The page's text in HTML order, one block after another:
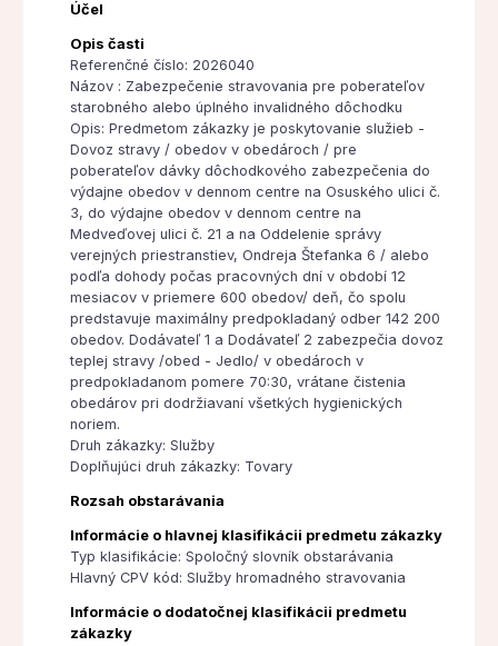
Účel
Opis časti
Referenčné číslo: 2026040
Názov : Zabezpečenie stravovania pre poberateľov
starobného alebo úplného invalidného dôchodku
Opis: Predmetom zákazky je poskytovanie služieb -
Dovoz stravy / obedov v obedároch / pre
poberateľov dávky dôchodkového zabezpečenia do
výdajne obedov v dennom centre na Osuského ulici č.
3, do výdajne obedov v dennom centre na
Medveďovej ulici č. 21 a na Oddelenie správy
verejných priestranstiev, Ondreja Štefanka 6 / alebo
podľa dohody počas pracovných dní v období 12
mesiacov v priemere 600 obedov/ deň, čo spolu
predstavuje maximálny predpokladaný odber 142 200
obedov. Dodávateľ 1 a Dodávateľ 2 zabezpečia dovoz
teplej stravy /obed - Jedlo/ v obedároch v
predpokladanom pomere 70:30, vrátane čistenia
obedárov pri dodržiavaní všetkých hygienických
noriem.
Druh zákazky: Služby
Doplňujúci druh zákazky: Tovary
Rozsah obstarávania
Informácie o hlavnej klasifikácii predmetu zákazky
Typ klasifikácie: Spoločný slovník obstarávania
Hlavný CPV kód: Služby hromadného stravovania
Informácie o dodatočnej klasifikácii predmetu
zákazky